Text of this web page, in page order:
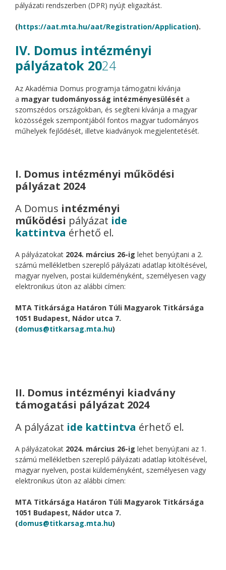
pályázati rendszerben (DPR) nyújt eligazítást.
(https://aat.mta.hu/aat/Registration/Application).
IV. Domus intézményi
pályázatok 2024
Az Akadémia Domus programja támogatni kívánja
a magyar tudományosság intézményesülését a
szomszédos országokban, és segíteni kívánja a magyar
közösségek szempontjából fontos magyar tudományos
műhelyek fejlődését, illetve kiadványok megjelentetését.
I. Domus intézményi működési
pályázat 2024
A Domus intézményi
működési pályázat ide
kattintva érhető el.
A pályázatokat 2024. március 26-ig lehet benyújtani a 2.
számú mellékletben szereplő pályázati adatlap kitöltésével,
magyar nyelven, postai küldeményként, személyesen vagy
elektronikus úton az alábbi címen:
MTA Titkársága Határon Túli Magyarok Titkársága
1051 Budapest, Nádor utca 7.
(domus@titkarsag.mta.hu)
II. Domus intézményi kiadvány
támogatási pályázat 2024
A pályázat ide kattintva érhető el.
A pályázatokat 2024. március 26-ig lehet benyújtani az 1.
számú mellékletben szereplő pályázati adatlap kitöltésével,
magyar nyelven, postai küldeményként, személyesen vagy
elektronikus úton az alábbi címen:
MTA Titkársága Határon Túli Magyarok Titkársága
1051 Budapest, Nádor utca 7.
(domus@titkarsag.mta.hu)